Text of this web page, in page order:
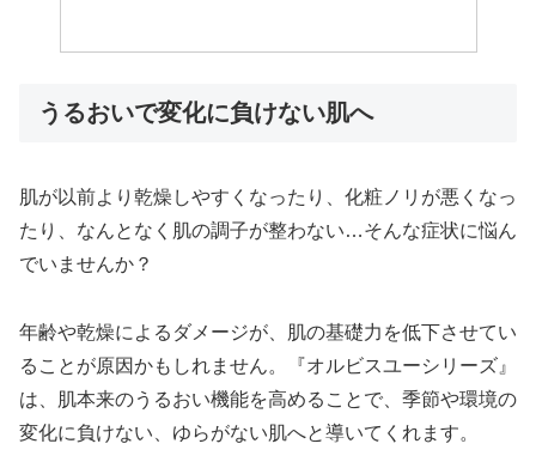
うるおいで変化に負けない肌へ
肌が以前より乾燥しやすくなったり、化粧ノリが悪くなっ
たり、なんとなく肌の調子が整わない…そんな症状に悩ん
でいませんか？
年齢や乾燥によるダメージが、肌の基礎力を低下させてい
ることが原因かもしれません。『オルビスユーシリーズ』
は、肌本来のうるおい機能を高めることで、季節や環境の
変化に負けない、ゆらがない肌へと導いてくれます。